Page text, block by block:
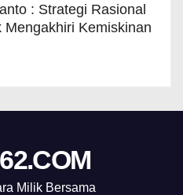
: Strategi Rasional
Kemiskinan
Milik Bersama